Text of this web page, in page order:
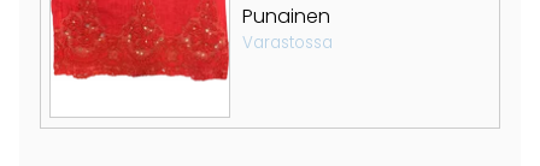
Punainen
Varastossa